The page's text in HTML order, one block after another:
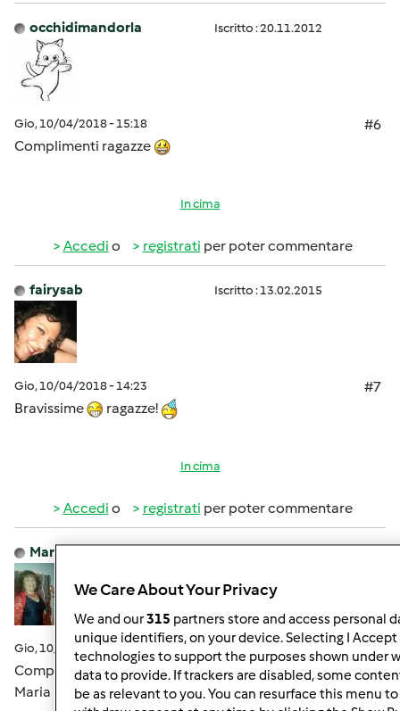
occhidimandorla Iscritto : 20.11.2012
Gio, 10/04/2018 - 15:18
#6
Complimenti ragazze
In cima
Accedi o registrati per poter commentare
fairysab Iscritto : 13.02.2015
Gio, 10/04/2018 - 14:23
#7
Bravissime
ragazze!
In cima
Accedi o registrati per poter commentare
MariaPia66
Gio, 10/04/2018 - 14:23
#8
Complimenti ragazze!
Maria Pia
We Care About Your Privacy
We and our315 partners store and access personal
unique identifiers, on your device. Selecting I
technologies to support the purposes shown under
data to provide. If trackers are disabled, some
be as relevant to you. You can resurface this menu